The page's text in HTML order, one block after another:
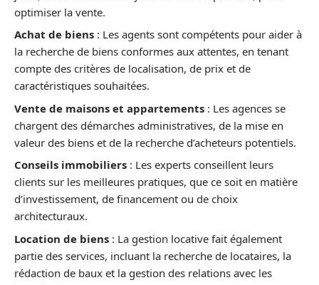
optimiser la vente.
Achat de biens : Les agents sont compétents pour aider à
la recherche de biens conformes aux attentes, en tenant
compte des critères de localisation, de prix et de
caractéristiques souhaitées.
Vente de maisons et appartements : Les agences se
chargent des démarches administratives, de la mise en
valeur des biens et de la recherche d’acheteurs potentiels.
Conseils immobiliers : Les experts conseillent leurs
clients sur les meilleures pratiques, que ce soit en matière
d’investissement, de financement ou de choix
architecturaux.
Location de biens : La gestion locative fait également
partie des services, incluant la recherche de locataires, la
rédaction de baux et la gestion des relations avec les